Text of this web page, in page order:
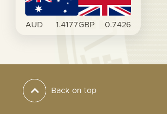
AUD 1.4177GBP 0.7426
Back on top